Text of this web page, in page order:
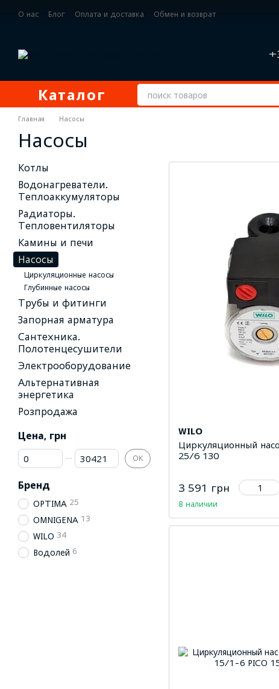
О нас Блог Оплата и доставка
Обмен и возврат
Каталог
Главная Насосы
Насосы
WILO
Циркуляционный
25/6 130
3 591 грн
В наличии
Котлы
Водонагреватели.
Теплоаккумуляторы
Радиаторы.
Тепловентиляторы
Камины и печи
Насосы
Циркуляционные насосы
Глубинные насосы
Трубы и фитинги
Запорная арматура
Сантехника.
Полотенцесушители
Электрооборудование
Альтернативная
энергетика
Розпродажа
Цена, грн
От Цена, грн
До Цена, грн OK
Бренд
OPTIMA 25
OMNIGENA 13
WILO 34
Водолей 6